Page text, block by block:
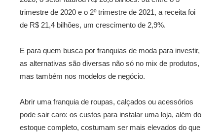
trimestre de 2020 e o 2º trimestre de 2021, a receita foi
de R$ 21,4 bilhões, um crescimento de 2,9%.
E para quem busca por franquias de moda para investir,
as alternativas são diversas não só no mix de produtos,
mas também nos modelos de negócio.
Abrir uma franquia de roupas, calçados ou acessórios
pode sair caro: os custos para instalar uma loja, além do
estoque completo, costumam ser mais elevados do que